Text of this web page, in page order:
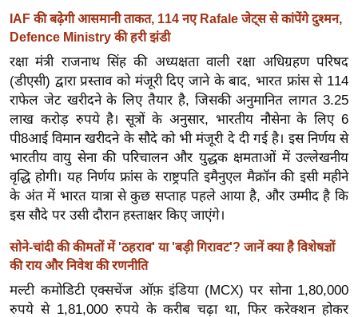
न
स्थ
फि
ट
ने
स
मं
त्रा
रि
ले
श
न
शि
प
IAF की बढ़ेगी आसमानी ताकत, 114 नए Rafale जेट्स से कांपेंगे दुश्मन,
Defence Ministry की हरी झंडी
रक्षा मंत्री राजनाथ सिंह की अध्यक्षता वाली रक्षा अधिग्रहण परिषद
(डीएसी) द्वारा प्रस्ताव को मंजूरी दिए जाने के बाद, भारत फ्रांस से 114
राफेल जेट खरीदने के लिए तैयार है, जिसकी अनुमानित लागत 3.25
लाख करोड़ रुपये है। सूत्रों के अनुसार, भारतीय नौसेना के लिए 6
पी8आई विमान खरीदने के सौदे को भी मंजूरी दे दी गई है। इस निर्णय से
भारतीय वायु सेना की परिचालन और युद्धक क्षमताओं में उल्लेखनीय
वृद्धि होगी। यह निर्णय फ्रांस के राष्ट्रपति इमैनुएल मैक्रॉन की इसी महीने
के अंत में भारत यात्रा से कुछ सप्ताह पहले आया है, और उम्मीद है कि
इस सौदे पर उसी दौरान हस्ताक्षर किए जाएंगे।
सोने-चांदी की कीमतों में 'ठहराव' या 'बड़ी गिरावट'? जानें क्या है विशेषज्ञों
की राय और निवेश की रणनीति
मल्टी कमोडिटी एक्सचेंज ऑफ़ इंडिया (MCX) पर सोना 1,80,000
रुपये से 1,81,000 रुपये के करीब चढ़ा था, फिर करेक्शन होकर